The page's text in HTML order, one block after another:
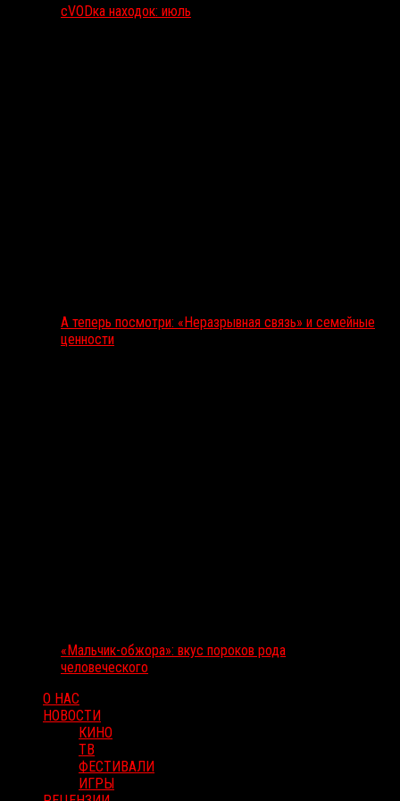
сVODка находок: июль
А теперь посмотри: «Неразрывная связь» и семейные
ценности
«Мальчик-обжора»: вкус пороков рода
человеческого
О НАС
НОВОСТИ
КИНО
ТВ
ФЕСТИВАЛИ
ИГРЫ